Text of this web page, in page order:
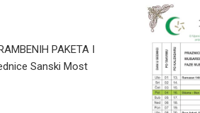
PAKETA I
Sanski Most